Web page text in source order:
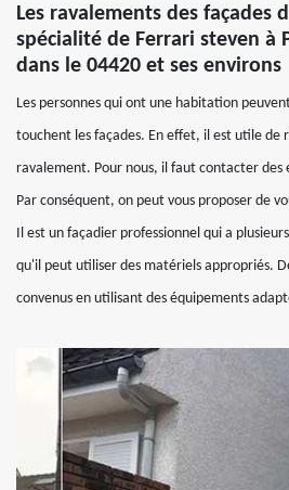
Les ravalements des façades
spécialité de Ferrari steven à
dans le 04420 et ses environs
Les personnes qui ont une habitation
touchent les façades. En effet, il est utile de
ravalement. Pour nous, il faut contacter des
Par conséquent, on peut vous proposer de
Il est un façadier professionnel qui a
qu'il peut utiliser des matériels appropriés.
convenus en utilisant des équipements